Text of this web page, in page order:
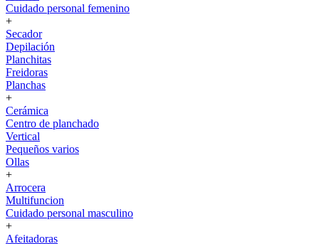
Cuidado personal femenino
+
Secador
Depilación
Planchitas
Freidoras
Planchas
+
Cerámica
Centro de planchado
Vertical
Pequeños varios
Ollas
+
Arrocera
Multifuncion
Cuidado personal masculino
+
Afeitadoras